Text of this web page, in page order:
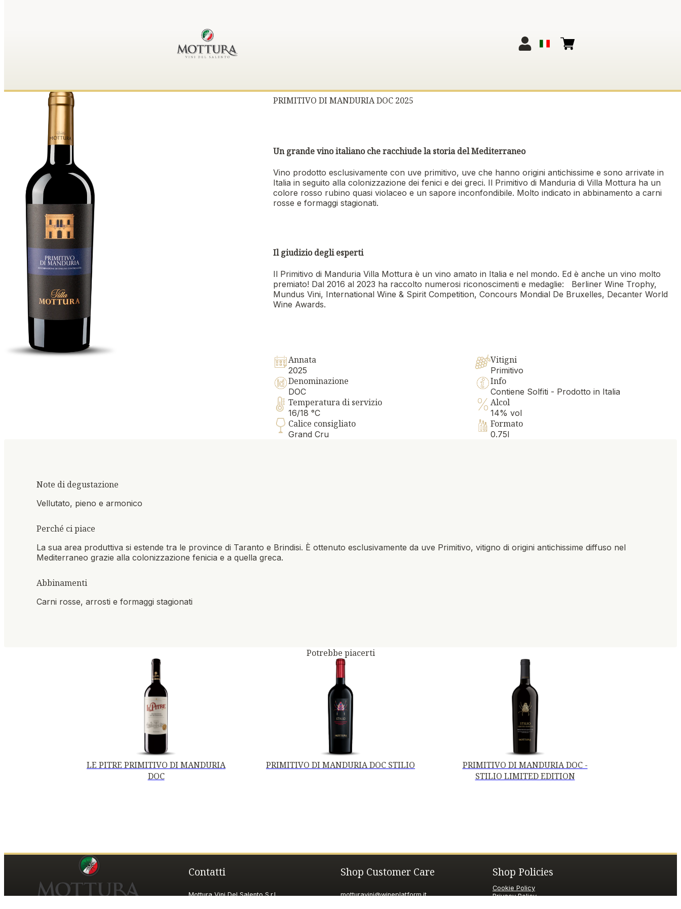
PRIMITIVO DI MANDURIA DOC 2025
Un grande vino italiano che racchiude la storia del Mediterraneo
Vino prodotto esclusivamente con uve primitivo, uve che hanno origini antichissime e sono arrivate in
Italia in seguito alla colonizzazione dei fenici e dei greci. Il Primitivo di Manduria di Villa Mottura ha un
colore rosso rubino quasi violaceo e un sapore inconfondibile. Molto indicato in abbinamento a carni
rosse e formaggi stagionati.
Il giudizio degli esperti
Il Primitivo di Manduria Villa Mottura è un vino amato in Italia e nel mondo. Ed è anche un vino molto
premiato! Dal 2016 al 2023 ha raccolto numerosi riconoscimenti e medaglie: Berliner Wine Trophy,
Mundus Vini, International Wine & Spirit Competition, Concours Mondial De Bruxelles, Decanter World
Wine Awards.
Annata
2025
Vitigni
Primitivo
Denominazione
DOC
Info
Contiene Solfiti - Prodotto in Italia
Temperatura di servizio
16/18 °C
Alcol
14% vol
Calice consigliato
Grand Cru
Formato
0.75l
Note di degustazione
Vellutato, pieno e armonico
Perché ci piace
La sua area produttiva si estende tra le province di Taranto e Brindisi. È ottenuto esclusivamente da uve Primitivo, vitigno di origini antichissime diffuso nel
Mediterraneo grazie alla colonizzazione fenicia e a quella greca.
Abbinamenti
Carni rosse, arrosti e formaggi stagionati
Potrebbe piacerti
LE PITRE PRIMITIVO DI MANDURIA
DOC
PRIMITIVO DI MANDURIA DOC STILIO
PRIMITIVO DI MANDURIA DOC -
STILIO LIMITED EDITION
Contatti
Mottura Vini Del Salento S.r.l.
Shop Customer Care
motturavini@wineplatform.it
Shop Policies
Cookie Policy
Privacy Policy